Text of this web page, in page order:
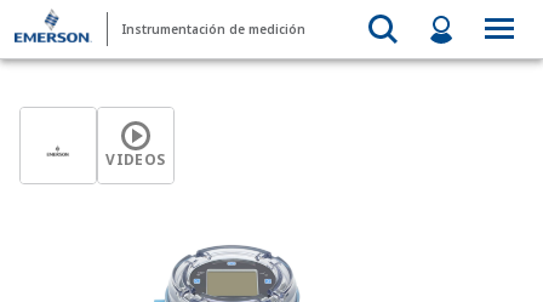
Instrumentación de medición
VIDEOS